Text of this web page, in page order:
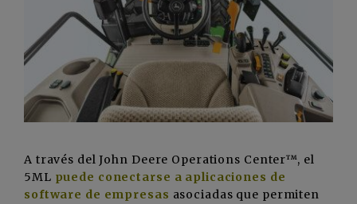
A través del John Deere Operations Center™, el
5ML puede conectarse a aplicaciones de
software de empresas asociadas que permiten